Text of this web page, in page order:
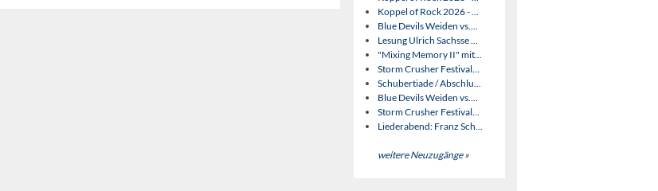
Koppel of Rock 2026 - ...
Blue Devils Weiden vs....
Lesung Ulrich Sachsse ...
"Mixing Memory II" mit...
Storm Crusher Festival...
Schubertiade / Abschlu...
Blue Devils Weiden vs....
Storm Crusher Festival...
Liederabend: Franz Sch...
weitere Neuzugänge »